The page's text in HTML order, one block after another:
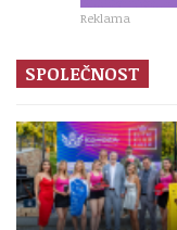
Reklama
SPOLEČNOST